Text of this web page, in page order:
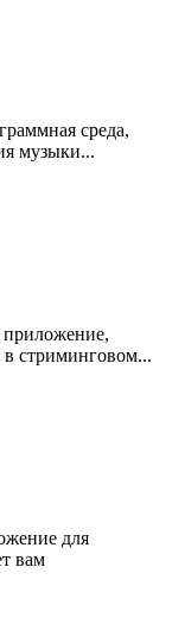
среда,
музыки...
приложение,
стриминговом...
для
вам